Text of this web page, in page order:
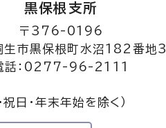
黒保根支所
〒376-0196
生市黒保根町水沼182番地3
話：0277-96-2111
祝日・年末年始を除く）